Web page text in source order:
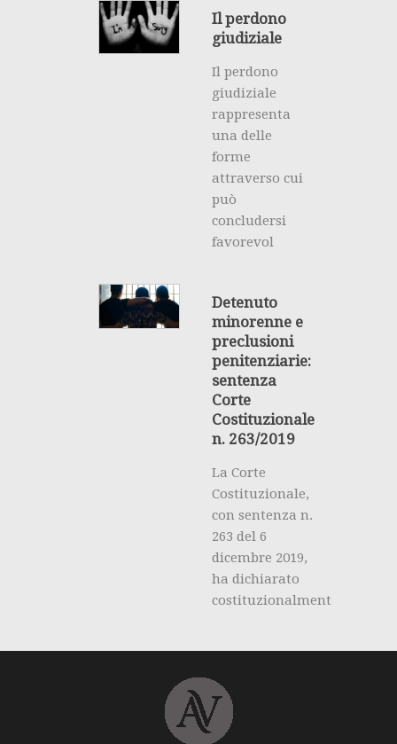
Il perdono
giudiziale
Il perdono
giudiziale
rappresenta
una delle
forme
attraverso cui
può
concludersi
favorevol
Detenuto
minorenne e
preclusioni
penitenziarie:
sentenza
Corte
Costituzionale
n. 263/2019
La Corte
Costituzionale,
con sentenza n.
263 del 6
dicembre 2019,
ha dichiarato
costituzionalment